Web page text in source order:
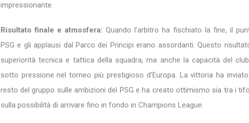
impressionante.
Risultato finale e atmosfera: Quando l’arbitro ha fischiato la fine, il
PSG e gli applausi dal Parco dei Principi erano assordanti. Questo
superiorità tecnica e tattica della squadra, ma anche la capacità del
sotto pressione nel torneo più prestigioso d’Europa. La vittoria ha
resto del gruppo sulle ambizioni del PSG e ha creato ottimismo sia tra i
sulla possibilità di arrivare fino in fondo in Champions League.